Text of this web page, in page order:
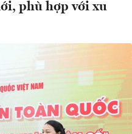
phù hợp với xu